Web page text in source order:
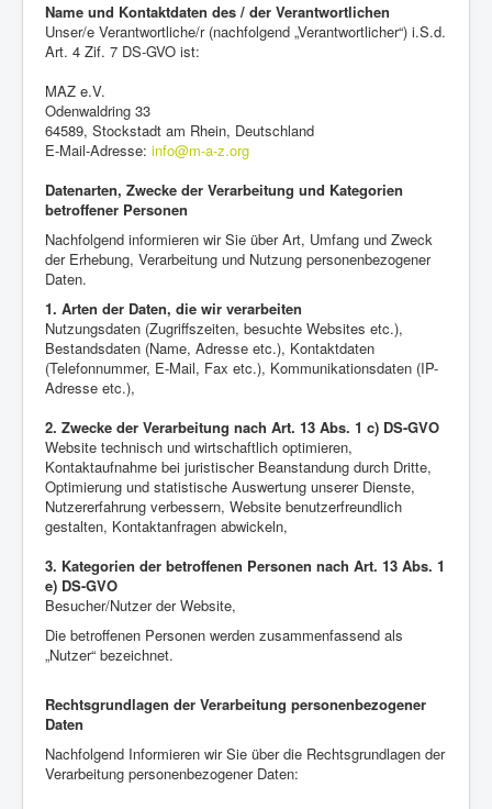
Name und Kontaktdaten des / der Verantwortlichen
Unser/e Verantwortliche/r (nachfolgend „Verantwortlicher“) i.S.d.
Art. 4 Zif. 7 DS-GVO ist:
MAZ e.V.
Odenwaldring 33
64589, Stockstadt am Rhein, Deutschland
E-Mail-Adresse: info@m-a-z.org
Datenarten, Zwecke der Verarbeitung und Kategorien
betroffener Personen
Nachfolgend informieren wir Sie über Art, Umfang und Zweck
der Erhebung, Verarbeitung und Nutzung personenbezogener
Daten.
1. Arten der Daten, die wir verarbeiten
Nutzungsdaten (Zugriffszeiten, besuchte Websites etc.),
Bestandsdaten (Name, Adresse etc.), Kontaktdaten
(Telefonnummer, E-Mail, Fax etc.), Kommunikationsdaten (IP-
Adresse etc.),
2. Zwecke der Verarbeitung nach Art. 13 Abs. 1 c) DS-GVO
Website technisch und wirtschaftlich optimieren,
Kontaktaufnahme bei juristischer Beanstandung durch Dritte,
Optimierung und statistische Auswertung unserer Dienste,
Nutzererfahrung verbessern, Website benutzerfreundlich
gestalten, Kontaktanfragen abwickeln,
3. Kategorien der betroffenen Personen nach Art. 13 Abs. 1
e) DS-GVO
Besucher/Nutzer der Website,
Die betroffenen Personen werden zusammenfassend als
„Nutzer“ bezeichnet.
Rechtsgrundlagen der Verarbeitung personenbezogener
Daten
Nachfolgend Informieren wir Sie über die Rechtsgrundlagen der
Verarbeitung personenbezogener Daten: